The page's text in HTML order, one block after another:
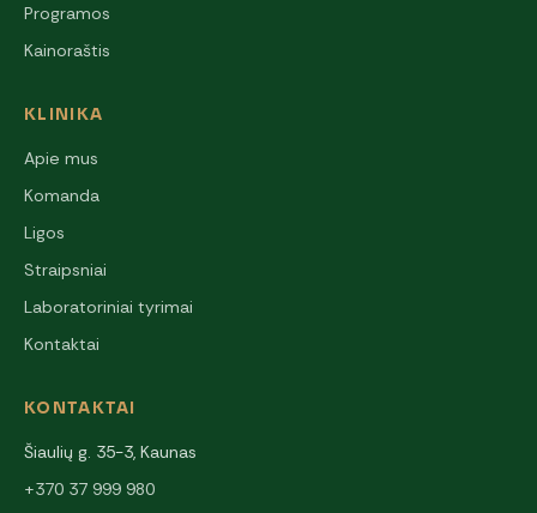
Programos
Kainoraštis
KLINIKA
Apie mus
Komanda
Ligos
Straipsniai
Laboratoriniai tyrimai
Kontaktai
KONTAKTAI
Šiaulių g. 35-3, Kaunas
+370 37 999 980